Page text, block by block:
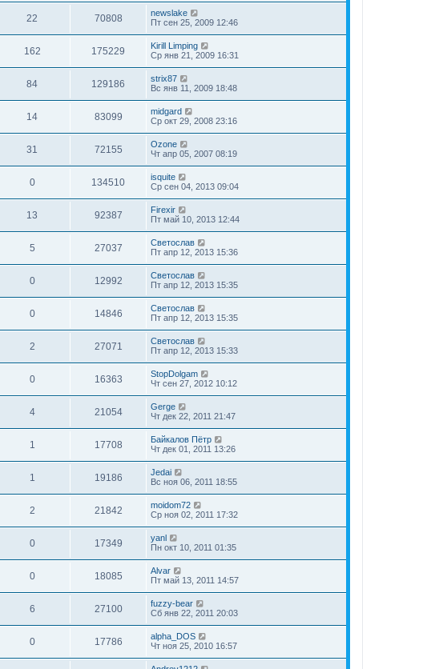
22 70808
newslake
Пт сен 25, 2009 12:46
162 175229
Kirill Limping
Ср янв 21, 2009 16:31
84 129186
strix87
Вс янв 11, 2009 18:48
14 83099
midgard
Ср окт 29, 2008 23:16
31 72155
Ozone
Чт апр 05, 2007 08:19
0 134510
isquite
Ср сен 04, 2013 09:04
13 92387
Firexir
Пт май 10, 2013 12:44
5 27037
Светослав
Пт апр 12, 2013 15:36
0 12992
Светослав
Пт апр 12, 2013 15:35
0 14846
Светослав
Пт апр 12, 2013 15:35
2 27071
Светослав
Пт апр 12, 2013 15:33
0 16363
StopDolgam
Чт сен 27, 2012 10:12
4 21054
Gerge
Чт дек 22, 2011 21:47
1 17708
Байкалов Пётр
Чт дек 01, 2011 13:26
1 19186
Jedai
Вс ноя 06, 2011 18:55
2 21842
moidom72
Ср ноя 02, 2011 17:32
0 17349
yanl
Пн окт 10, 2011 01:35
0 18085
Alvar
Пт май 13, 2011 14:57
6 27100
fuzzy-bear
Сб янв 22, 2011 20:03
0 17786
alpha_DOS
Чт ноя 25, 2010 16:57